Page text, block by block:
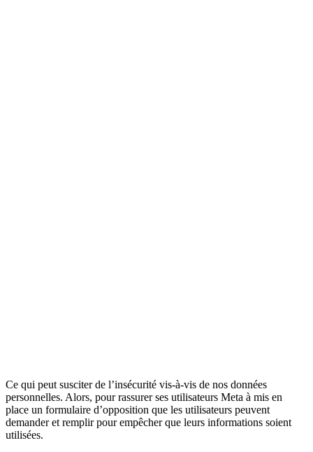
Ce qui peut susciter de l’insécurité vis-à-vis de nos données
personnelles. Alors, pour rassurer ses utilisateurs Meta à mis en
place un formulaire d’opposition que les utilisateurs peuvent
demander et remplir pour empêcher que leurs informations soient
utilisées.